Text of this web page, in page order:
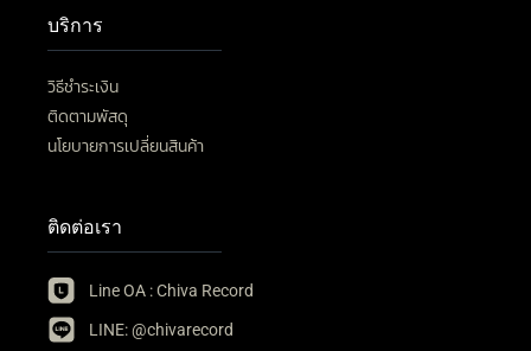
บริการ
วิธีชำระเงิน
ติดตามพัสดุ
นโยบายการเปลี่ยนสินค้า
ติดต่อเรา
Line OA : Chiva Record
LINE: @chivarecord